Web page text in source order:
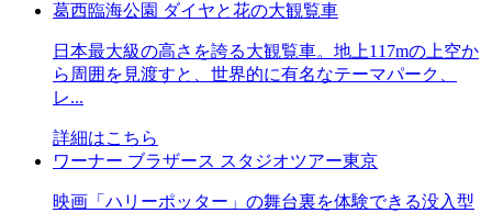
葛西臨海公園 ダイヤと花の大観覧車
日本最大級の高さを誇る大観覧車。地上117mの上空か
ら周囲を見渡すと、世界的に有名なテーマパーク、
レ...
詳細はこちら
ワーナー ブラザース スタジオツアー東京
映画「ハリーポッター」の舞台裏を体験できる没入型